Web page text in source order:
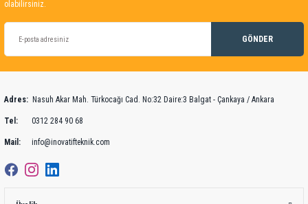
olabilirsiniz.
GÖNDER
Adres: Nasuh Akar Mah. Türkocağı Cad. No:32 Daire:3 Balgat - Çankaya / Ankara
Tel: 0312 284 90 68
Mail: info@inovatifteknik.com